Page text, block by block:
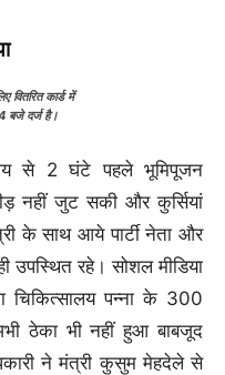
वितरित कार्ड में
बजे दर्ज है।
से 2 घंटे पहले भूमिपूजन
नहीं जुट सकी और कुर्सियां
के साथ आये पार्टी नेता और
उपस्थित रहे। सोशल मीडिया
पन्ना के 300
ठेका भी नहीं हुआ बाबजूद
ने मंत्री कुसुम मेहदेले से